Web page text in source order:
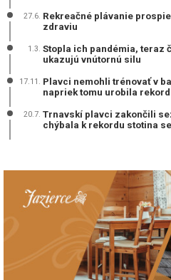
27.6. Rekreačné plávanie
zdraviu
1.3. Stopla ich pandémia, teraz
ukazujú vnútornú silu
17.11. Plavci nemohli trénovať v
napriek tomu urobila rekord
20.7. Trnavskí plavci zakončili
chýbala k rekordu stotina